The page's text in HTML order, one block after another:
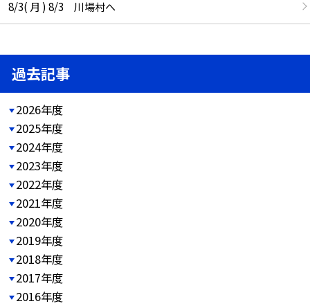
8/3( 月 ) 8/3 川場村へ
過去記事
2026年度
2025年度
2024年度
2023年度
2022年度
2021年度
2020年度
2019年度
2018年度
2017年度
2016年度